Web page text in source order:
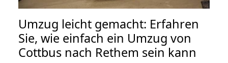
Umzug leicht gemacht: Erfahren
Sie, wie einfach ein Umzug von
Cottbus nach Rethem sein kann